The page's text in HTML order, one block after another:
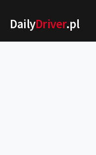
DailyDriver.pl